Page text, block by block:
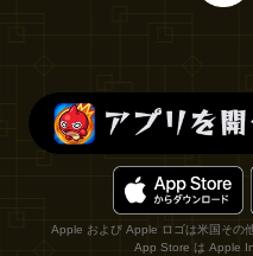
Apple および Apple ロゴは米国その
App Store は Apple